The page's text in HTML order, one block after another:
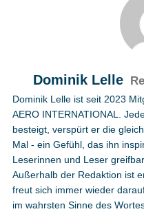
Dominik Lelle
Dominik Lelle ist seit 2023
AERO INTERNATIONAL.
besteigt, verspürt er die
Mal - ein Gefühl, das ihn
Leserinnen und Leser
Außerhalb der Redaktion ist
freut sich immer wieder
im wahrsten Sinne des